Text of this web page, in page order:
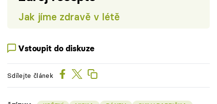
Jak jíme zdravě v létě
Vstoupit do diskuze
Sdílejte článek